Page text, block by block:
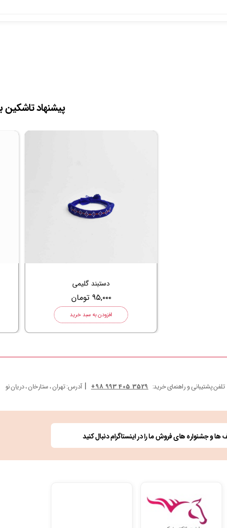
پیشنهاد تاشکین
دستبند گلیمی
۹۵,۰۰۰ تومان
افزودن به سبد خرید
و جشنواره های فروش ما را در اینستاگرام دنبال کنید
تلفن پشتیبانی و راهنمای خرید: 3529 405 993 98+
| آدرس: تهران ، ستارخان ، دریان نو